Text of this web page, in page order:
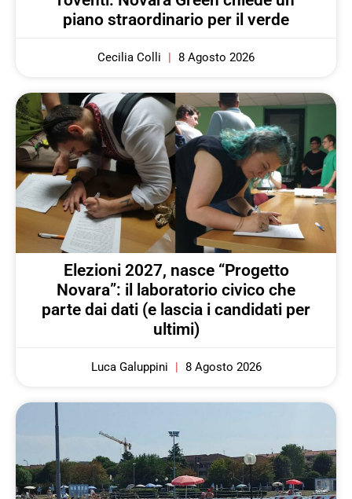
piano straordinario per il verde
Cecilia Colli 8 Agosto 2026
Elezioni 2027, nasce “Progetto
Novara”: il laboratorio civico che
parte dai dati (e lascia i candidati per
ultimi)
Luca Galuppini 8 Agosto 2026